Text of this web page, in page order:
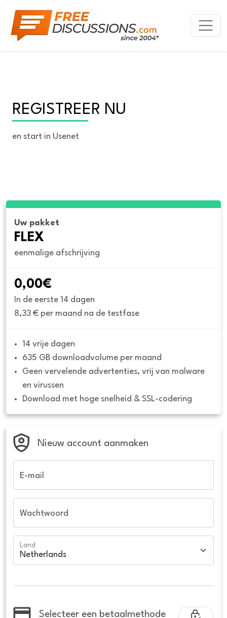
REGISTREER NU
en start in Usenet
Uw pakket
FLEX
eenmalige afschrijving
0,00€
In de eerste 14 dagen
8,33 € per maand na de testfase
14 vrije dagen
635 GB downloadvolume per maand
Geen vervelende advertenties, vrij van malware
en virussen
Download met hoge snelheid & SSL-codering
Nieuw account aanmaken
E-mail
Wachtwoord
Land
Selecteer een betaalmethode